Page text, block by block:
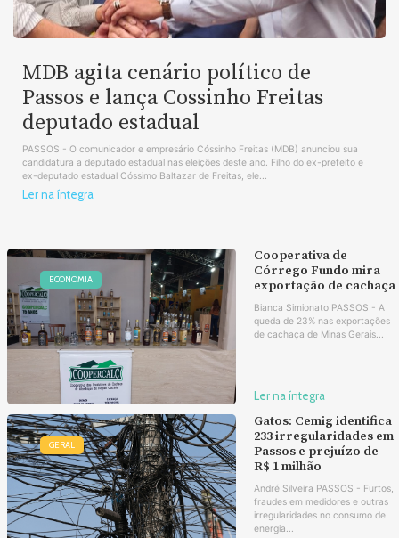
MDB agita cenário político de
Passos e lança Cossinho Freitas
deputado estadual
PASSOS - O comunicador e empresário Cóssinho Freitas (MDB) anunciou sua
candidatura a deputado estadual nas eleições deste ano. Filho do ex-prefeito e
ex-deputado estadual Cóssimo Baltazar de Freitas, ele...
Ler na íntegra
ECONOMIA
Cooperativa de
Córrego Fundo mira
exportação de cachaça
Bianca Simionato PASSOS - A
queda de 23% nas exportações
de cachaça de Minas Gerais...
Ler na íntegra
GERAL
Gatos: Cemig identifica
233 irregularidades em
Passos e prejuízo de
R$ 1 milhão
André Silveira PASSOS - Furtos,
fraudes em medidores e outras
irregularidades no consumo de
energia...